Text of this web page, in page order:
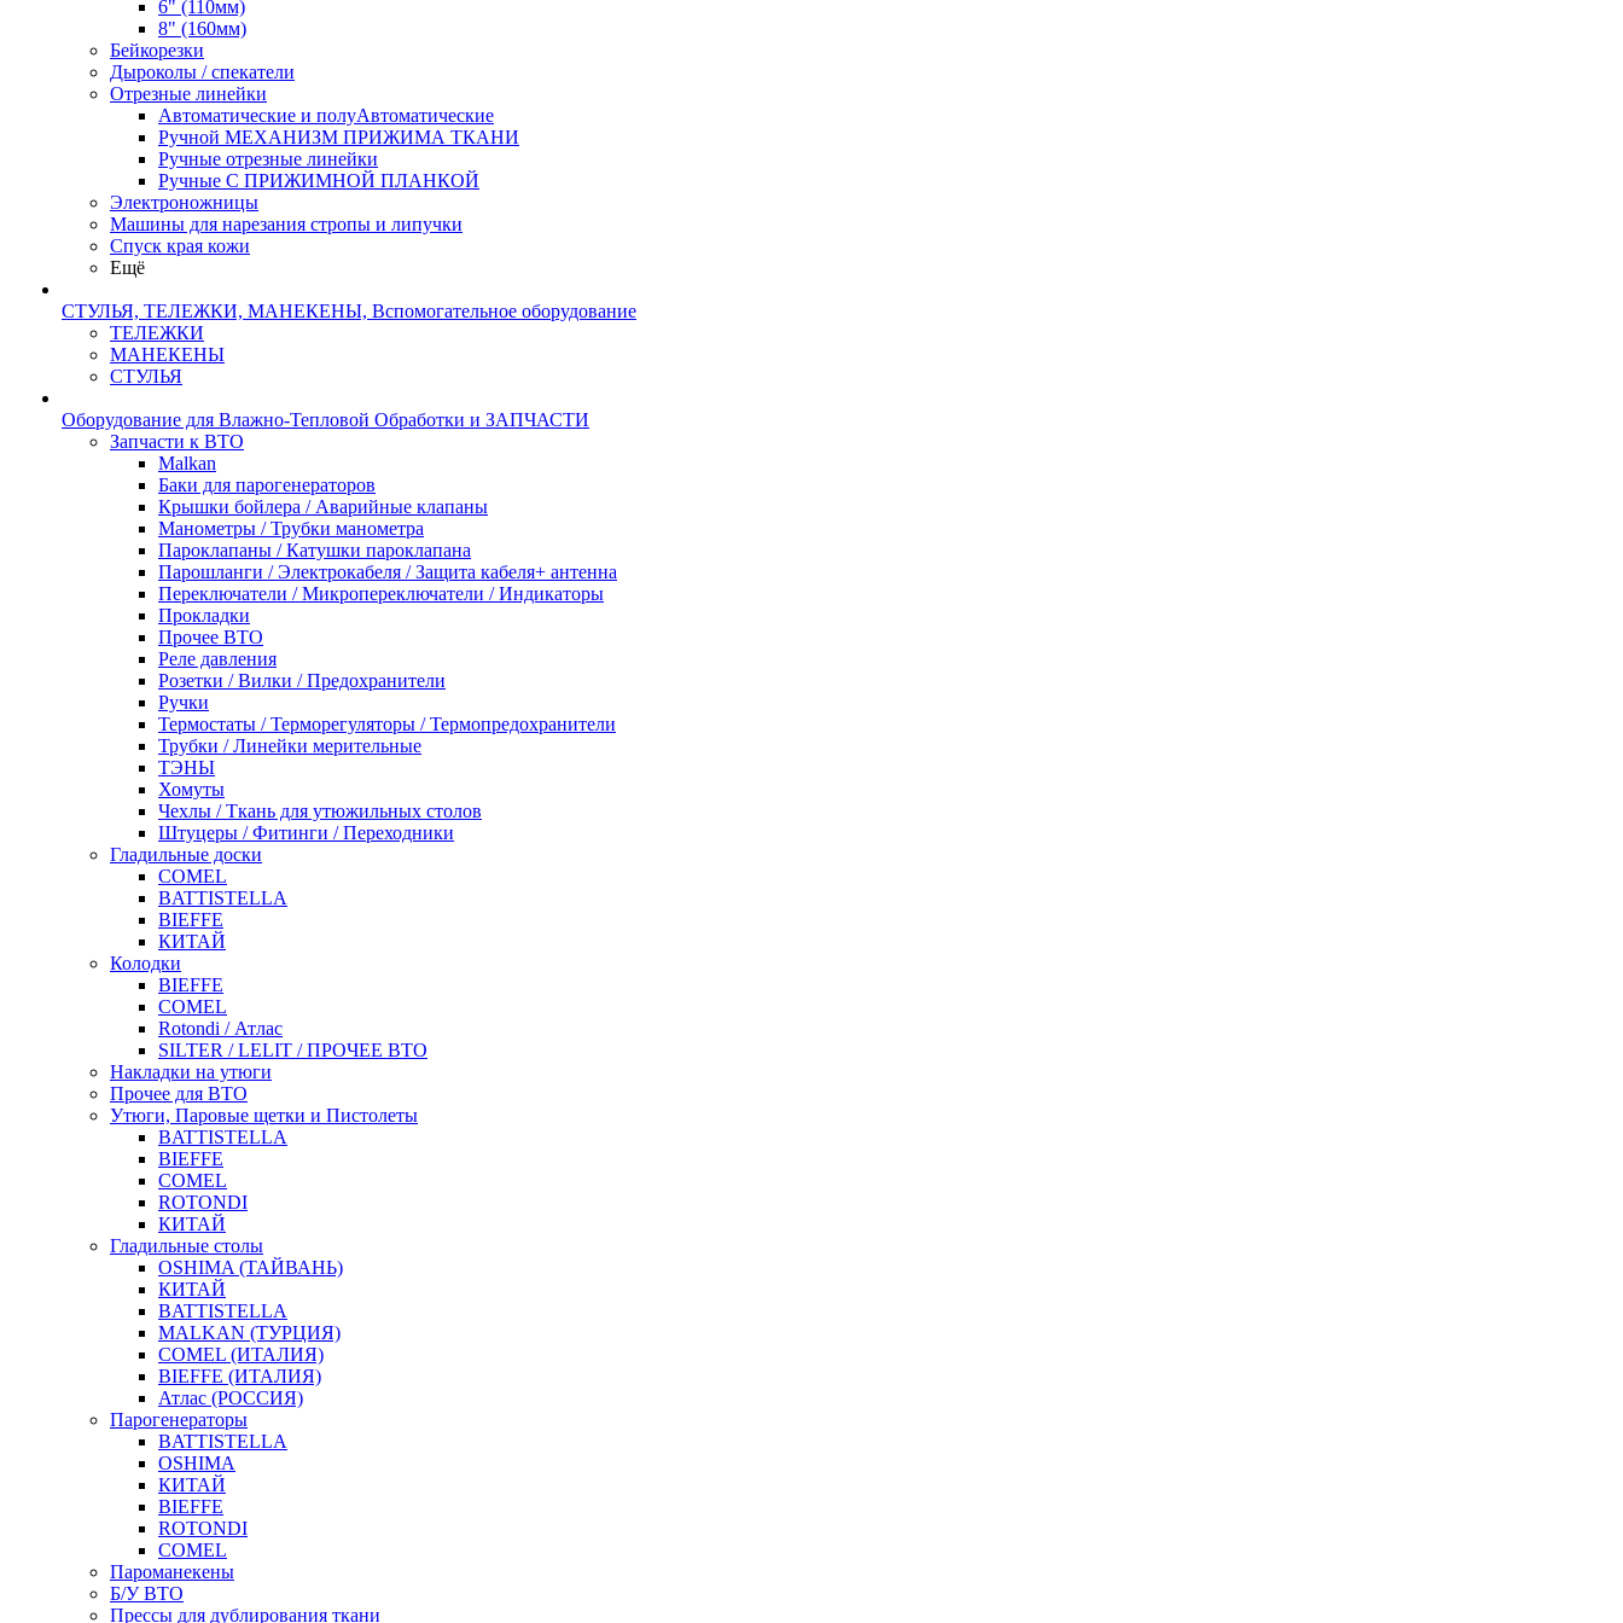
6" (110мм)
8" (160мм)
Бейкорезки
Дыроколы / спекатели
Отрезные линейки
Автоматические и полуАвтоматические
Ручной МЕХАНИЗМ ПРИЖИМА ТКАНИ
Ручные отрезные линейки
Ручные С ПРИЖИМНОЙ ПЛАНКОЙ
Электроножницы
Машины для нарезания стропы и липучки
Спуск края кожи
Ещё
СТУЛЬЯ, ТЕЛЕЖКИ, МАНЕКЕНЫ, Вспомогательное оборудование
ТЕЛЕЖКИ
МАНЕКЕНЫ
СТУЛЬЯ
Оборудование для Влажно-Тепловой Обработки и ЗАПЧАСТИ
Запчасти к ВТО
Malkan
Баки для парогенераторов
Крышки бойлера / Аварийные клапаны
Манометры / Трубки манометра
Пароклапаны / Катушки пароклапана
Парошланги / Электрокабеля / Защита кабеля+ антенна
Переключатели / Микропереключатели / Индикаторы
Прокладки
Прочее ВТО
Реле давления
Розетки / Вилки / Предохранители
Ручки
Термостаты / Терморегуляторы / Термопредохранители
Трубки / Линейки мерительные
ТЭНЫ
Хомуты
Чехлы / Ткань для утюжильных столов
Штуцеры / Фитинги / Переходники
Гладильные доски
COMEL
BATTISTELLA
BIEFFE
КИТАЙ
Колодки
BIEFFE
COMEL
Rotondi / Атлас
SILTER / LELIT / ПРОЧЕЕ ВТО
Накладки на утюги
Прочее для ВТО
Утюги, Паровые щетки и Пистолеты
BATTISTELLA
BIEFFE
COMEL
ROTONDI
КИТАЙ
Гладильные столы
OSHIMA (ТАЙВАНЬ)
КИТАЙ
BATTISTELLA
MALKAN (ТУРЦИЯ)
COMEL (ИТАЛИЯ)
BIEFFE (ИТАЛИЯ)
Атлас (РОССИЯ)
Парогенераторы
BATTISTELLA
OSHIMA
КИТАЙ
BIEFFE
ROTONDI
COMEL
Пароманекены
Б/У ВТО
Прессы для дублирования ткани